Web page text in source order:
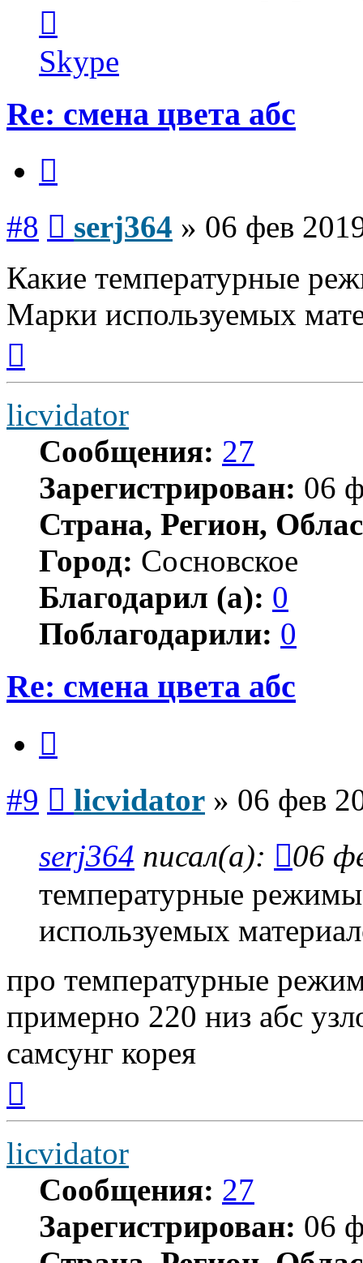
пользователя
serj364
Skype
Re: смена цвета абс
#8 serj364 » 06 фев
Какие температурные
Марки используемых
началу
licvidator
Сообщения: 27
Зарегистрирован: 06
Страна, Регион,
Город: Сосновское
Благодарил (а): 0
Поблагодарили: 0
Re: смена цвета абс
#9 licvidator » 06 фев
serj364 писал(а):
06
температурные
используемых
про температурные
примерно 220 низ абс
самсунг корея
началу
licvidator
Сообщения: 27
Зарегистрирован: 06